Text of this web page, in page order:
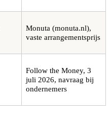
Monuta (monuta.nl),
vaste arrangementsprijs
Follow the Money, 3
juli 2026, navraag bij
ondernemers